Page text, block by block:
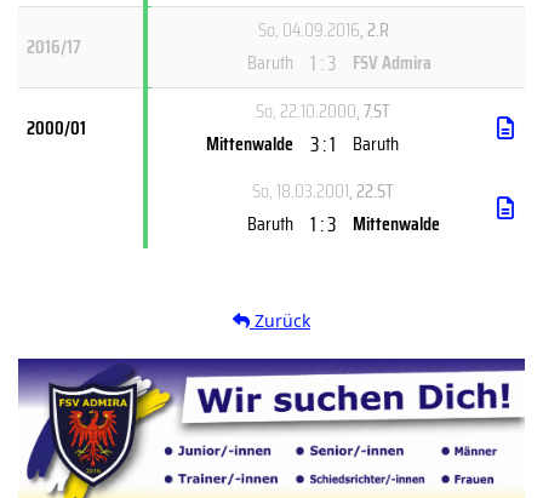
2016/17
So, 04.09.2016, 2.R
Baruth 1 : 3 FSV Admira
2000/01
So, 22.10.2000, 7.ST
Mittenwalde 3 : 1
Baruth
So, 18.03.2001, 22.ST
Baruth 1 : 3 Mittenwalde
Zurück